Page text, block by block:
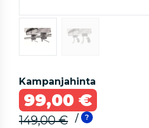
Kampanjahinta
99,00 €
149,00 €
/